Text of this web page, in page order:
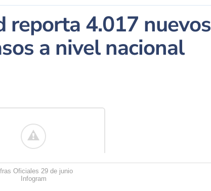
reporta 4.017 nuevos
a nivel nacional
Oficiales 29 de junio
Infogram